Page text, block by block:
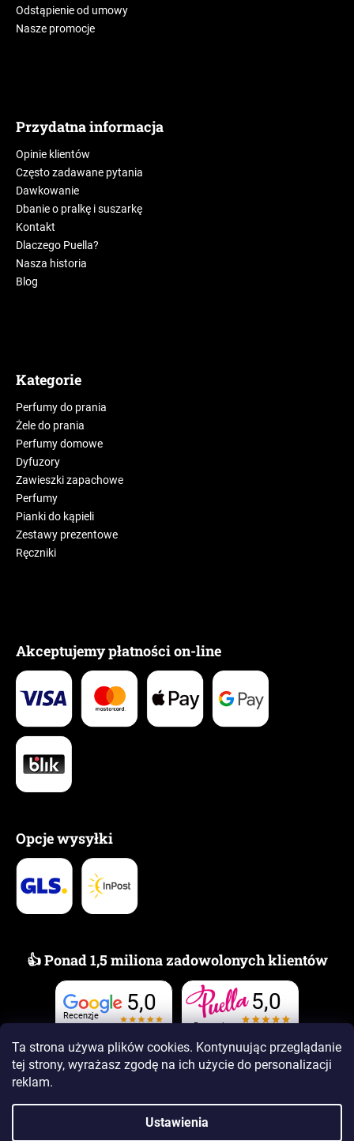
Ta strona używa plików cookies. Kontynuując przeglądanie
tej strony, wyrażasz zgodę na ich użycie do personalizacji
reklam.
Ustawienia
Odstąpienie od umowy
Nasze promocje
Przydatna informacja
Opinie klientów
Często zadawane pytania
Dawkowanie
Dbanie o pralkę i suszarkę
Kontakt
Dlaczego Puella?
Nasza historia
Blog
Kategorie
Perfumy do prania
Żele do prania
Perfumy domowe
Dyfuzory
Zawieszki zapachowe
Perfumy
Pianki do kąpieli
Zestawy prezentowe
Ręczniki
Akceptujemy płatności on-line
Opcje wysyłki
👍 Ponad 1,5 miliona zadowolonych klientów
Recenzje
5,0
Recenzje
5,0